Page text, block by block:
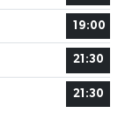
19:00
21:30
21:30